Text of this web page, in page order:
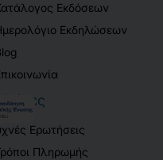
Εκδόσεων
Εκδηλώσεων
Ερωτήσεις
Πληρωμής